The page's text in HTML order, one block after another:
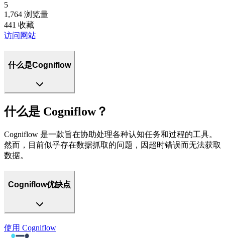
5
1,764 浏览量
441 收藏
访问网站
什么是Cogniflow
什么是 Cogniflow？
Cogniflow 是一款旨在协助处理各种认知任务和过程的工具。
然而，目前似乎存在数据抓取的问题，因超时错误而无法获取
数据。
Cogniflow优缺点
使用 Cogniflow